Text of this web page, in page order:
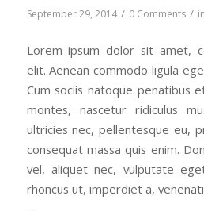
September 29, 2014 / 0 Comments / in
Lorem ipsum dolor sit amet,
elit. Aenean commodo ligula
Cum sociis natoque penatibus
montes, nascetur ridiculus
ultricies nec, pellentesque eu,
consequat massa quis enim.
vel, aliquet nec, vulputate
rhoncus ut, imperdiet a,